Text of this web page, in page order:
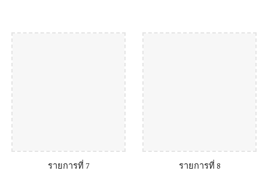
รายการที่ 7 รายการที่ 8